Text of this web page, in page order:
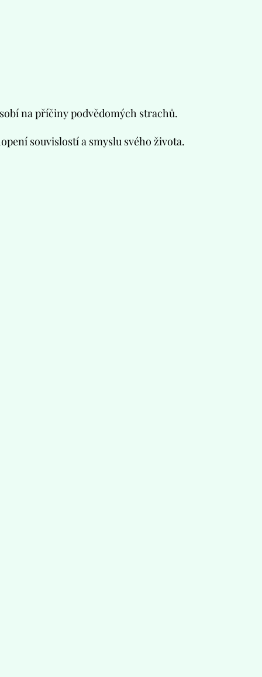
na příčiny podvědomých strachů.
souvislostí a smyslu svého života.